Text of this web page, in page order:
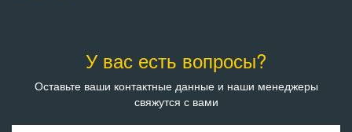
У вас есть вопросы?
Оставьте ваши контактные данные и наши менеджеры
свяжутся с вами